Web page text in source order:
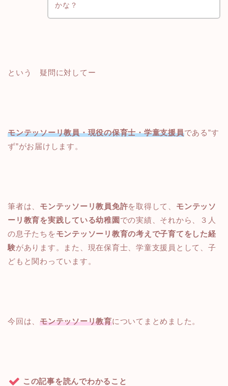
かな？
という 疑問に対してー
モンテッソーリ教員・現役の保育士・学童支援員である”す
ず”がお届けします。
筆者は、 モンテッソーリ教員免許を取得して、 モンテッソ
ーリ教育を実践している幼稚園 での実績、それから、３人
の息子たちをモンテッソーリ教育の考えで子育てをした経
験があります。また、現在保育士、学童支援員として、子
どもと関わっています。
今回は、モンテッソーリ教育についてまとめました。
この記事を読んでわかること